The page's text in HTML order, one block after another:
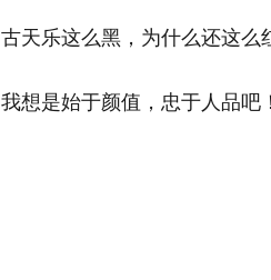
古天乐这么黑，为什么还这么
我想是始于颜值，忠于人品吧！